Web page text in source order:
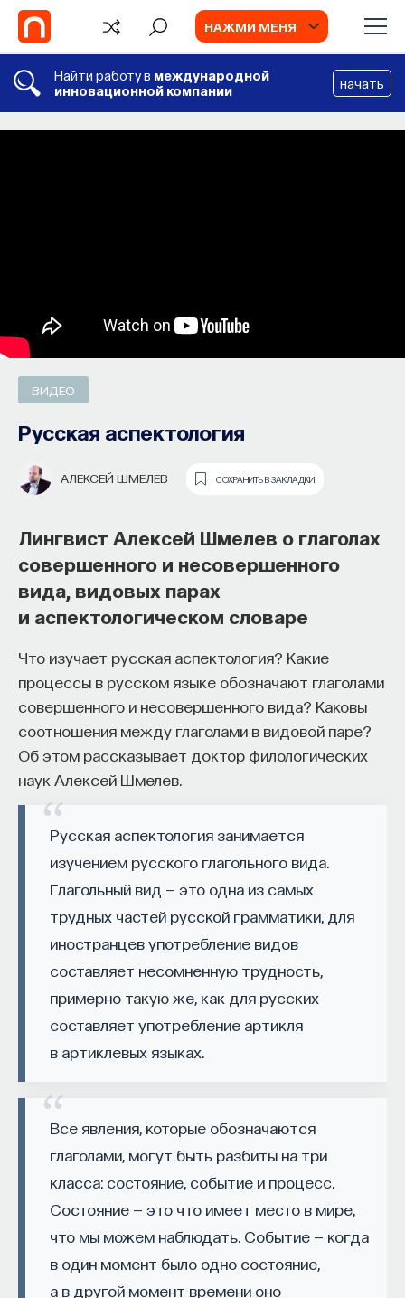
НАЖМИ МЕНЯ
Найти работу в международной
инновационной компании
начать
ВИДЕО
Русская аспектология
АЛЕКСЕЙ ШМЕЛЕВ СОХРАНИТЬ В ЗАКЛАДКИ
Лингвист Алексей Шмелев о глаголах
совершенного и несовершенного
вида, видовых парах
и аспектологическом словаре
Что изучает русская аспектология? Какие
процессы в русском языке обозначают глаголами
совершенного и несовершенного вида? Каковы
соотношения между глаголами в видовой паре?
Об этом рассказывает доктор филологических
наук Алексей Шмелев.
Русская аспектология занимается
изучением русского глагольного вида.
Глагольный вид — это одна из самых
трудных частей русской грамматики, для
иностранцев употребление видов
составляет несомненную трудность,
примерно такую же, как для русских
составляет употребление артикля
в артиклевых языках.
Все явления, которые обозначаются
глаголами, могут быть разбиты на три
класса: состояние, событие и процесс.
Состояние — это что имеет место в мире,
что мы можем наблюдать. Событие — когда
в один момент было одно состояние,
а в другой момент времени оно
СОБЫТИЯ
Почти треть жизни мы тратим на сон,
но как он работает и можно ли его
Как устроен самый важный и таинственный
процесс в организме? Какую роль играет
состояние сна для жизни человека? Что
происходит с нами, пока мы спим: какие циклы
мы проходим, какие механизмы задействованы?
Что нужно сделать, чтобы за ночь наши ресурсы
восполнялись и мы просыпались отдохнувшими.
Ответы на эти и другие вопросы можно найти,
записавшисьна курс «Наука сна: как управлять
своим сном».
— Лучше понимать, что происходит с нами
во сне
— Заботиться о качестве своего сна
— Определять, какими способами можно
улучшить свой сон
— Использовать когнитивно-поведенческую
терапию и другие подходы при нарушениях
сна
Автор курса:Михаил Полуэктов— врач-
сомнолог, доцент кафедры нервных